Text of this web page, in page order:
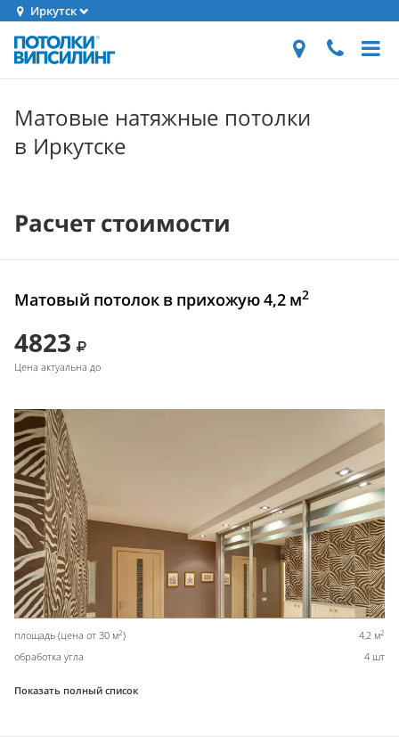
Иркутск
Матовые натяжные потолки
в Иркутске
Расчет стоимости
Матовый потолок в прихожую 4,2 м2
4823
Цена актуальна до
площадь (цена от 30 м2) 4,2 м2
обработка угла 4 шт
Показать полный список